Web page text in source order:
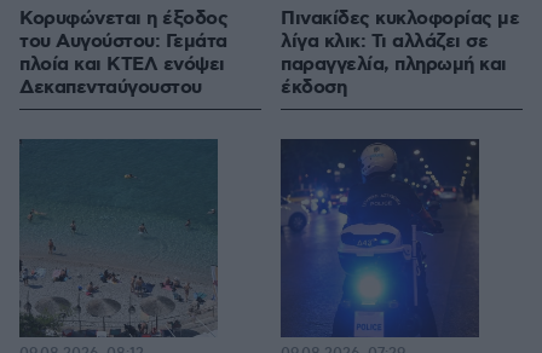
Κορυφώνεται η έξοδος
του Αυγούστου: Γεμάτα
πλοία και ΚΤΕΛ ενόψει
Δεκαπενταύγουστου
Πινακίδες κυκλοφορίας με
λίγα κλικ: Τι αλλάζει σε
παραγγελία, πληρωμή και
έκδοση